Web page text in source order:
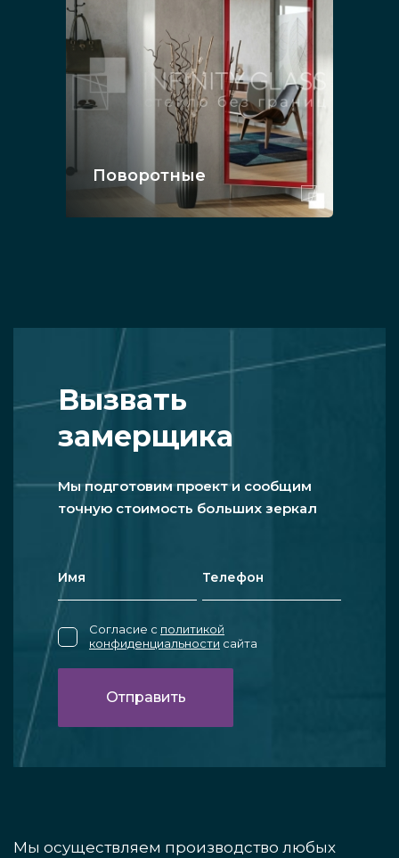
Поворотные
Вызвать
замерщика
Мы подготовим проект и сообщим
точную стоимость больших зеркал
Согласие с политикой
конфиденциальности сайта
Мы осуществляем производство любых